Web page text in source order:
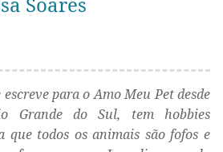
para o Amo Meu Pet desde
Grande do Sul, tem hobbies
que todos os animais são fofos e